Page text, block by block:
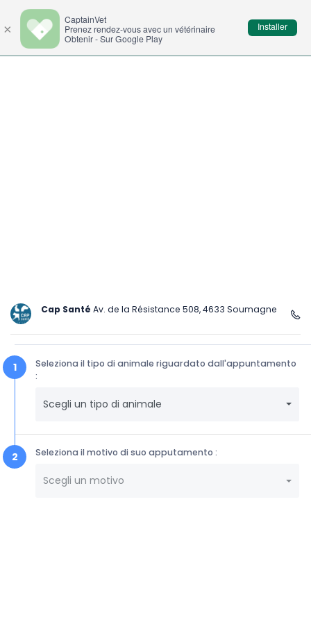
Prenez rendez-vous avec un
vétérinaire près de chez vous
Cap Santé Av. de la Résistance 508, 4633 Soumagne
Seleziona il tipo di animale riguardato dall'appuntamento
:
Scegli un tipo di animale
Seleziona il motivo di suo apputamento :
Scegli un motivo
×
CaptainVet
Prenez rendez-vous avec un vétérinaire
Obtenir - Sur Google Play
Installer